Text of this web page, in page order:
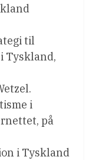
til
Tyskland,
i
på
i Tyskland